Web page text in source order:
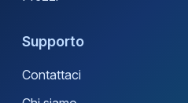
Supporto
Contattaci